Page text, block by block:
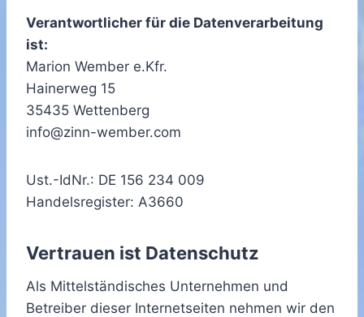
Verantwortlicher für die Datenverarbeitung
ist:
Marion Wember e.Kfr.
Hainerweg 15
35435 Wettenberg
info@zinn-wember.com
Ust.-IdNr.: DE 156 234 009
Handelsregister: A3660
Vertrauen ist Datenschutz
Als Mittelständisches Unternehmen und
Betreiber dieser Internetseiten nehmen wir den